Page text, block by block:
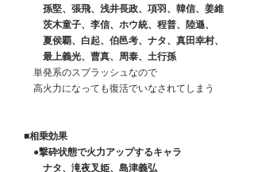
孫堅、張飛、浅井長政、項羽、韓信、姜維
茨木童子、李信、ホウ統、程普、陸遜、
夏侯覇、白起、伯邑考、ナタ、真田幸村、
最上義光、曹真、周泰、土行孫
単発系のスプラッシュなので
高火力になっても復活でいなされてしまう
■相乗効果
●撃砕状態で火力アップするキャラ
ナタ、滝夜叉姫、島津義弘